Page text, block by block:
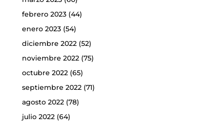
febrero 2023(44)
enero 2023(54)
diciembre 2022(52)
noviembre 2022(75)
octubre 2022(65)
septiembre 2022(71)
agosto 2022(78)
julio 2022(64)